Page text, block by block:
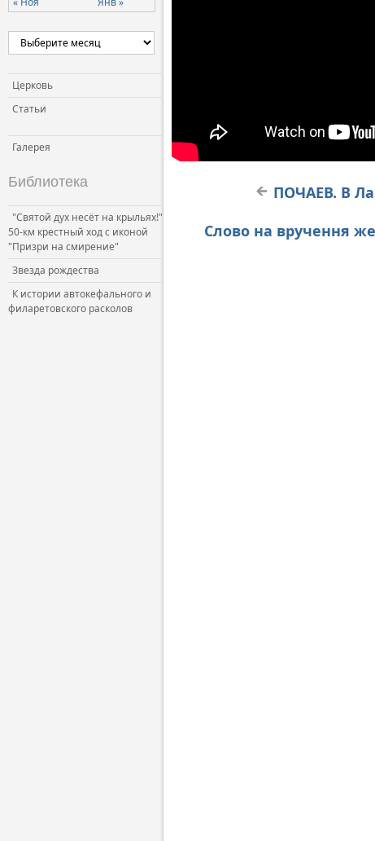
Церковь
Статьи
Галерея
Библиотека
"Святой дух несёт на крыльях!"
50-км крестный ход с иконой
"Призри на смирение"
Звезда рождества
К истории автокефального и
филаретовского расколов
ПОЧАЕВ. В
Слово на вручення